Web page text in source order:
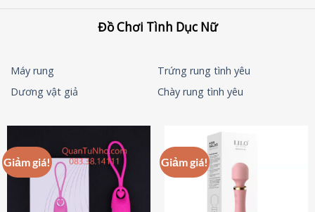
Đồ Chơi Tình Dục Nữ
Máy rung
Trứng rung tình yêu
Dương vật giả
Chày rung tình yêu
Giảm giá! Giảm giá!